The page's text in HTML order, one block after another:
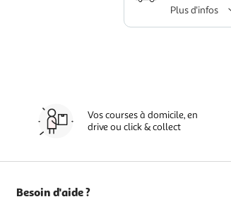
Plus d'infos
Vos courses à domicile, en
drive ou click & collect
Besoin d'aide ?